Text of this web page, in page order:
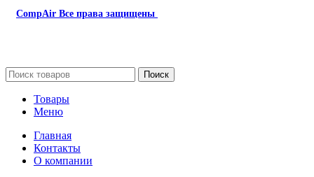
CompAir Все права защищены
Поиск
Товары
Меню
Главная
Контакты
О компании